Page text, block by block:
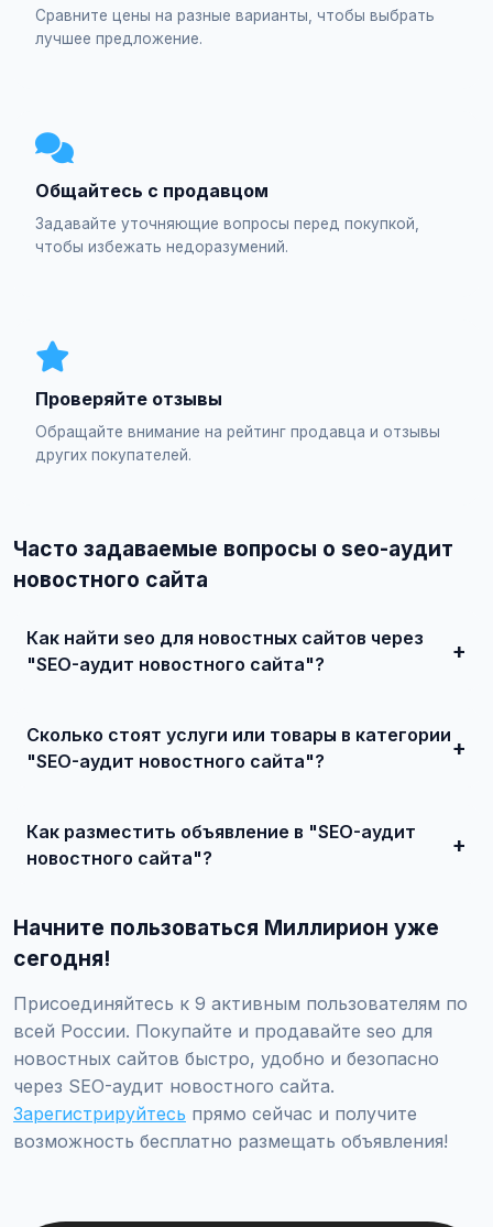
Сравните цены на разные варианты, чтобы выбрать
лучшее предложение.
Общайтесь с продавцом
Задавайте уточняющие вопросы перед покупкой,
чтобы избежать недоразумений.
Проверяйте отзывы
Обращайте внимание на рейтинг продавца и отзывы
других покупателей.
Часто задаваемые вопросы о seo-аудит
новостного сайта
Как найти seo для новостных сайтов через
"SEO-аудит новостного сайта"?
и договоритесь о сделке.
Сколько стоят услуги или товары в категории
"SEO-аудит новостного сайта"?
Как разместить объявление в "SEO-аудит
новостного сайта"?
/ SEO для новостных сайтов / SEO-аудит новостного
сайта", заполните форму и опубликуйте. Первые
объявления — бесплатно!
Начните пользоваться Миллирион уже
сегодня!
Присоединяйтесь к 9 активным пользователям по
всей России. Покупайте и продавайте seo для
новостных сайтов быстро, удобно и безопасно
через SEO-аудит новостного сайта.
Зарегистрируйтесь прямо сейчас и получите
возможность бесплатно размещать объявления!